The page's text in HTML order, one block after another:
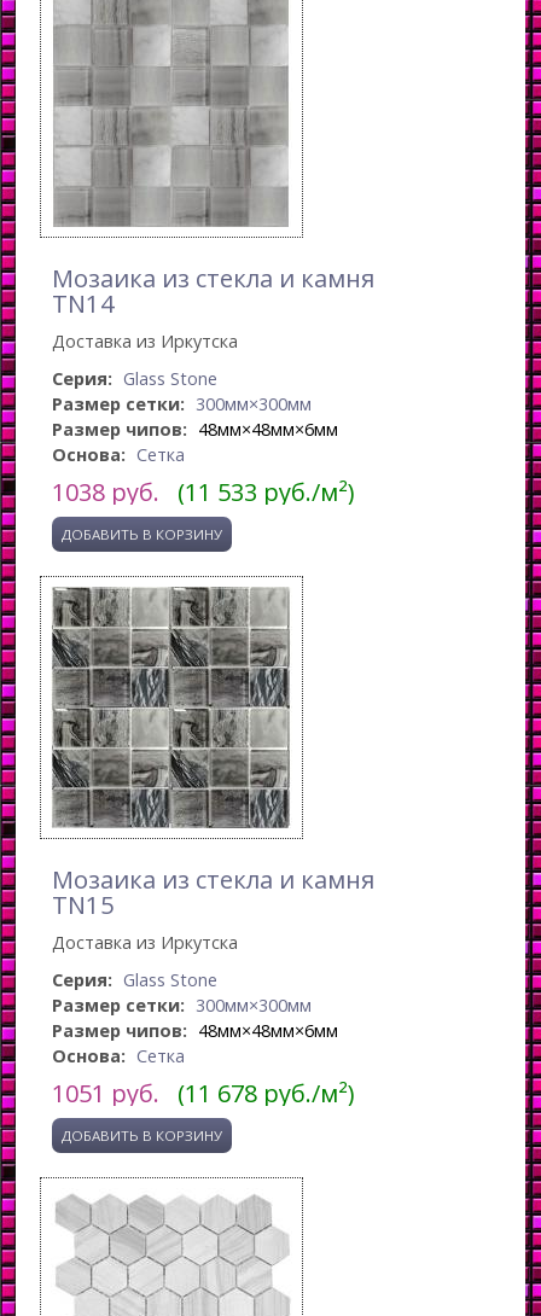
Мозаика из стекла и камня
TN14
Доставка из Иркутска
Серия: Glass Stone
Размер сетки: 300мм×300мм
Размер чипов: 48мм×48мм×6мм
Основа: Сетка
1038 руб. (11 533 руб./м²)
Мозаика из стекла и камня
TN15
Доставка из Иркутска
Серия: Glass Stone
Размер сетки: 300мм×300мм
Размер чипов: 48мм×48мм×6мм
Основа: Сетка
1051 руб. (11 678 руб./м²)